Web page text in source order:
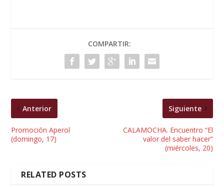
COMPARTIR:
Anterior
Promoción Aperol
(domingo, 17)
Siguiente
CALAMOCHA. Encuentro “El
valor del saber hacer”
(miércoles, 20)
RELATED POSTS